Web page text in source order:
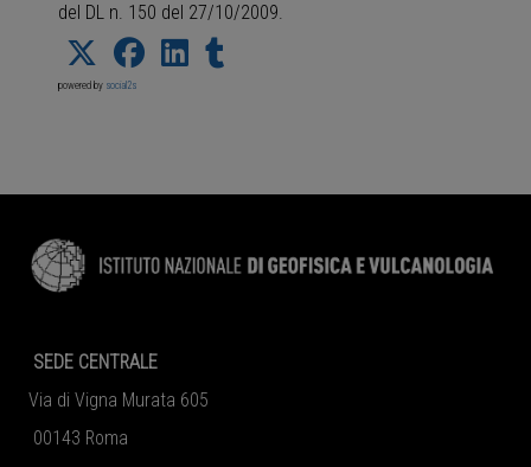
del DL n. 150 del 27/10/2009.
powered by social2s
SEDE CENTRALE
Via di Vigna Murata 605
00143 Roma